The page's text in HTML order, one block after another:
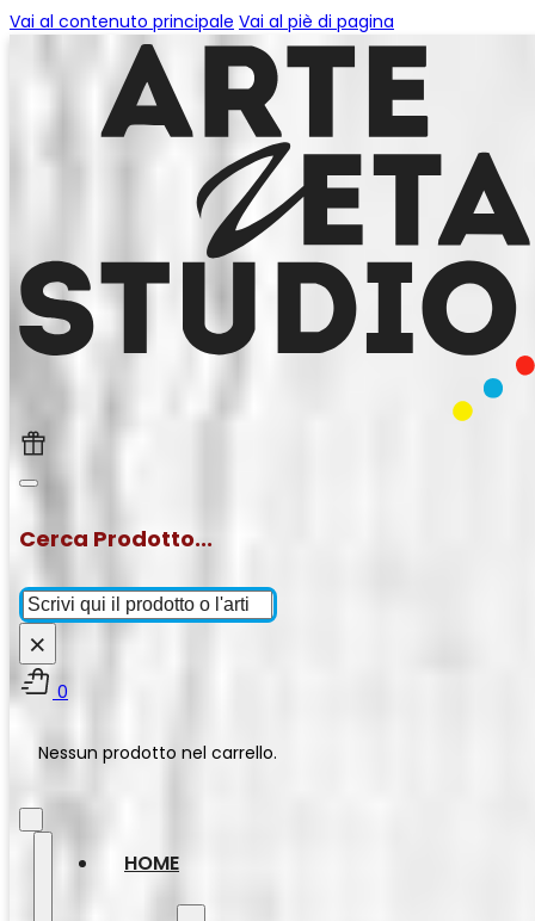
Vai al contenuto principale Vai al piè di pagina
Cerca Prodotto...
Cerca
×
0
Nessun prodotto nel carrello.
HOME